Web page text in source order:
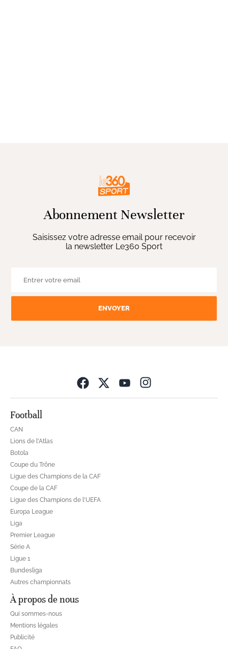
Abonnement Newsletter
Saisissez votre adresse email pour recevoir
la newsletter Le360 Sport
ENVOYER
Football
CAN
Lions de l'Atlas
Botola
Coupe du Trône
Ligue des Champions de la CAF
Coupe de la CAF
Ligue des Champions de l'UEFA
Europa League
Liga
Premier League
Série A
Ligue 1
Bundesliga
Autres championnats
À propos de nous
Qui sommes-nous
Mentions légales
Publicité